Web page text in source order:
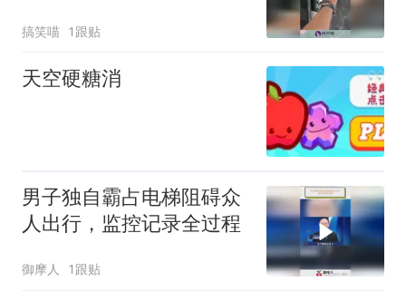
搞笑喵 1跟贴
天空硬糖消
男子独自霸占电梯阻碍众
人出行，监控记录全过程
御摩人 1跟贴